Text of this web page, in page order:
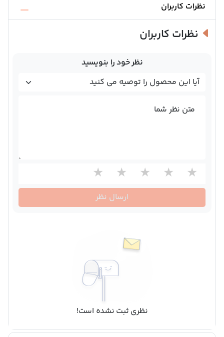
نظرات کاربران
نظرات کاربران
نظر خود را بنویسید
متن نظر شما
ارسال نظر
نظری ثبت نشده است!